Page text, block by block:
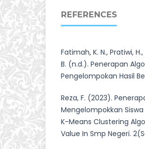
REFERENCES
Fatimah, K. N., Pratiwi,
B. (n.d.). Penerapan
Pengelompokan Hasil
Reza, F. (2023).
Mengelompokkan
K-Means Clustering
Value In Smp Negeri.